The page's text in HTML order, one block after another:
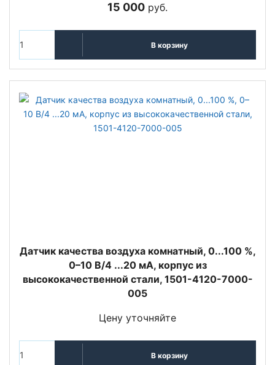
15 000 руб.
В корзину
Датчик качества воздуха комнатный, 0...100 %,
0–10 В/4 ...20 мA, корпус из
высококачественной стали, 1501-4120-7000-
005
Цену уточняйте
В корзину